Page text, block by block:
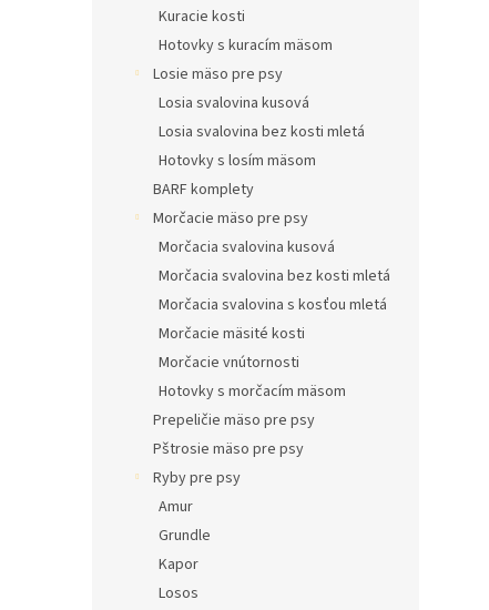
Kuracie kosti
Hotovky s kuracím mäsom
Losie mäso pre psy
Losia svalovina kusová
Losia svalovina bez kosti mletá
Hotovky s losím mäsom
BARF komplety
Morčacie mäso pre psy
Morčacia svalovina kusová
Morčacia svalovina bez kosti mletá
Morčacia svalovina s kosťou mletá
Morčacie mäsité kosti
Morčacie vnútornosti
Hotovky s morčacím mäsom
Prepeličie mäso pre psy
Pštrosie mäso pre psy
Ryby pre psy
Amur
Grundle
Kapor
Losos